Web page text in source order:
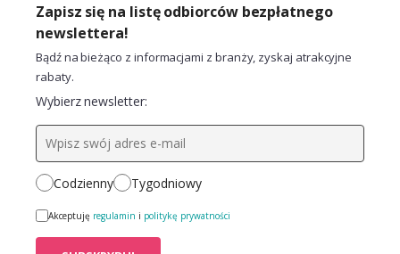
Zapisz się na listę odbiorców bezpłatnego
newslettera!
Bądź na bieżąco z informacjami z branży, zyskaj atrakcyjne
rabaty.
Wybierz newsletter:
Codzienny Tygodniowy
Akceptuję regulamin i politykę prywatności